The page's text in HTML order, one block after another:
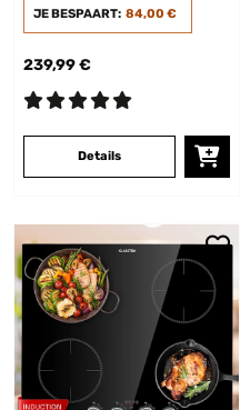
JE BESPAART: 84,00 €
239,99 €
Details